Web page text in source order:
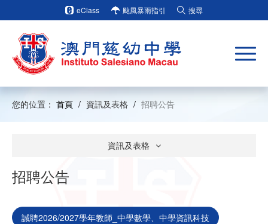
eClass 颱風暴雨指引 搜尋
您的位置： 首頁 / 資訊及表格 / 招聘公告
資訊及表格
招聘公告
誠聘2026/2027學年教師_中學數學、中學資訊科技